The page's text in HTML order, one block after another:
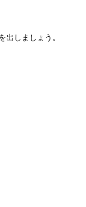
出しましょう。